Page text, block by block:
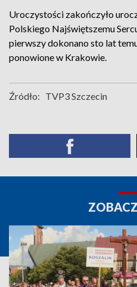
Uroczystości zakończyło
Polskiego Najświętszemu
pierwszy dokonano sto lat
ponowione w Krakowie.
Źródło: TVP3 Szczecin